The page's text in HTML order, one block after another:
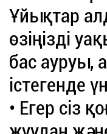
Ұйықтар
өзіңізді
бас ауруы,
істегенде
• Егер сіз